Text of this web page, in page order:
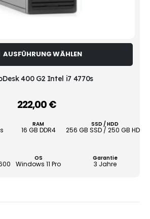
AUSFÜHRUNG WÄHLEN
weist
400 G2 Intel i7 4770s
222,00€–
RAM
16 GB DDR4
SSD / HDD
256 GB SSD / 250 GB HDD
OS
Windows 11 Pro
Garantie
3 Jahre